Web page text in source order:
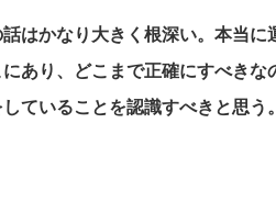
話はかなり大きく根深い。本当
あり、どこまで正確にすべきな
ていることを認識すべきと思う。